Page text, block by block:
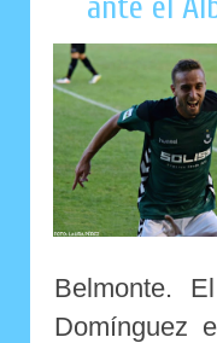
Belmonte.
Domínguez